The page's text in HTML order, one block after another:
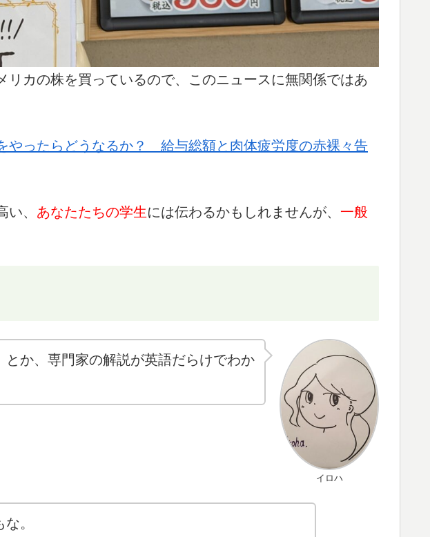
カの株を買っているので、このニュースに無関係ではあ
やったらどうなるか？ 給与総額と肉体疲労度の赤裸々告
、 あなたたちの学生には伝わるかもしれませんが、 一般
イロハ
とか、専門家の解説が英語だらけでわか
。